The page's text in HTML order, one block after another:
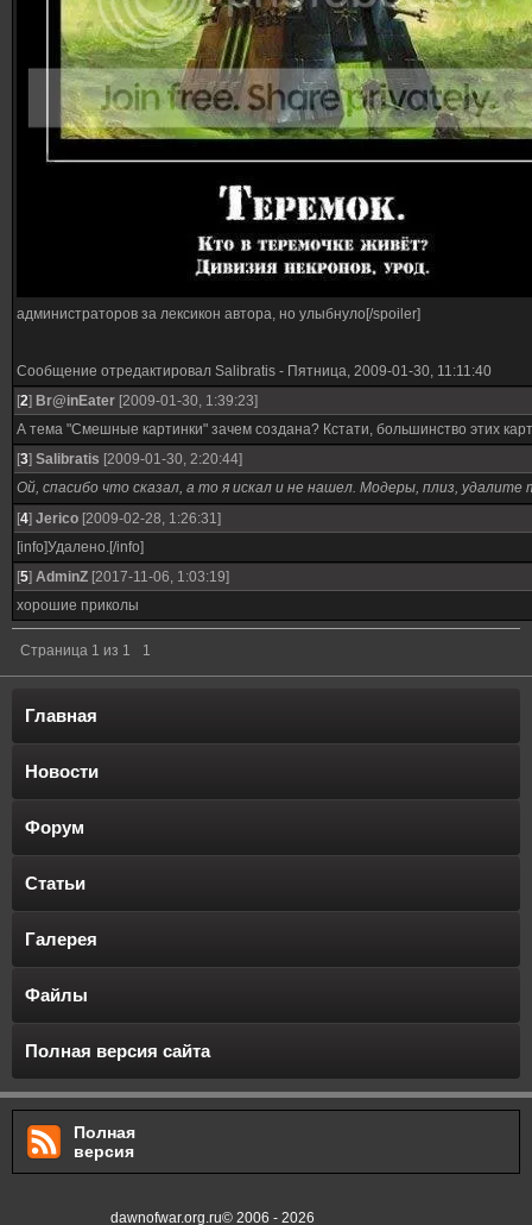
администраторов за лексикон автора, но улыбнуло[/spoiler]
Сообщение отредактировал Salibratis - Пятница, 2009-01-30, 11:11:40
[2] Br@inEater [2009-01-30, 1:39:23]
А тема "Смешные картинки" зачем создана? Кстати, большинство этих
[3] Salibratis [2009-01-30, 2:20:44]
Ой, спасибо что сказал, а то я искал и не нашел. Модеры, плиз,
[4] Jerico [2009-02-28, 1:26:31]
[info]Удалено.[/info]
[5] AdminZ [2017-11-06, 1:03:19]
хорошие приколы
Страница 1 из 1 1
Главная
Новости
Форум
Статьи
Галерея
Файлы
Полная версия сайта
Полная
версия
dawnofwar.org.ru© 2006 - 2026